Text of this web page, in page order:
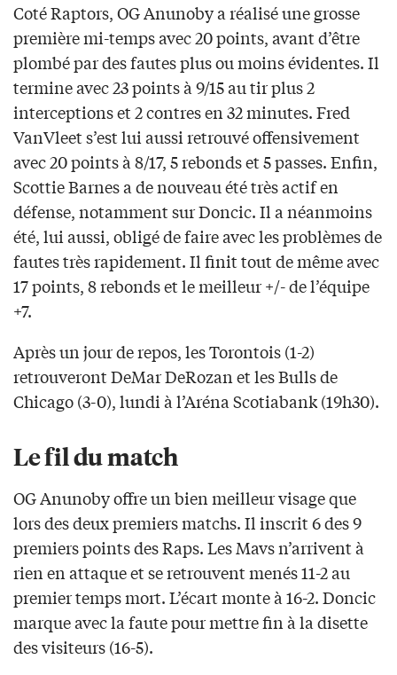
Coté Raptors, OG Anunoby a réalisé une grosse
première mi-temps avec 20 points, avant d’être
plombé par des fautes plus ou moins évidentes. Il
termine avec 23 points à 9/15 au tir plus 2
interceptions et 2 contres en 32 minutes. Fred
VanVleet s’est lui aussi retrouvé offensivement
avec 20 points à 8/17, 5 rebonds et 5 passes. Enfin,
Scottie Barnes a de nouveau été très actif en
défense, notamment sur Doncic. Il a néanmoins
été, lui aussi, obligé de faire avec les problèmes de
fautes très rapidement. Il finit tout de même avec
17 points, 8 rebonds et le meilleur +/- de l’équipe
+7.
Après un jour de repos, les Torontois (1-2)
retrouveront DeMar DeRozan et les Bulls de
Chicago (3-0), lundi à l’Aréna Scotiabank (19h30).
Le fil du match
OG Anunoby offre un bien meilleur visage que
lors des deux premiers matchs. Il inscrit 6 des 9
premiers points des Raps. Les Mavs n’arrivent à
rien en attaque et se retrouvent menés 11-2 au
premier temps mort. L’écart monte à 16-2. Doncic
marque avec la faute pour mettre fin à la disette
des visiteurs (16-5).